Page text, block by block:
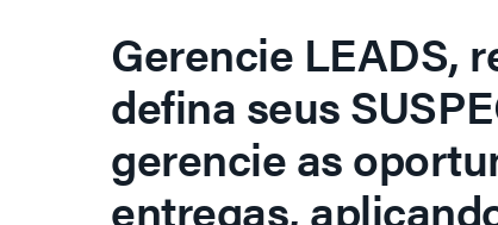
Gerencie LEADS,
defina seus
gerencie as
entregas,